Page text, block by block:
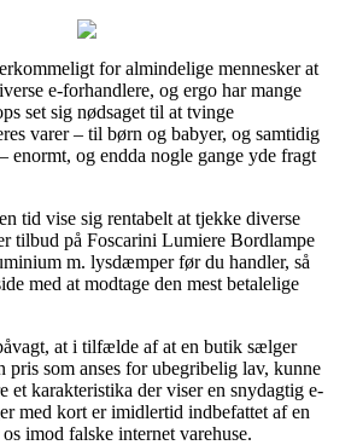
for almindelige mennesker at
e-forhandlere, og ergo har mange
set sig nødsaget til at tvinge
varer – til børn og babyer, og samtidig
og endda nogle gange yde fragt
tid vise sig rentabelt at tjekke diverse
tilbud på Foscarini Lumiere Bordlampe
m. lysdæmper før du handler, så
med at modtage den mest betalelige
at i tilfælde af at en butik sælger
pris som anses for ubegribelig lav, kunne
et karakteristika der viser en snydagtig e-
med kort er imidlertid indbefattet af en
imod falske internet varehuse.